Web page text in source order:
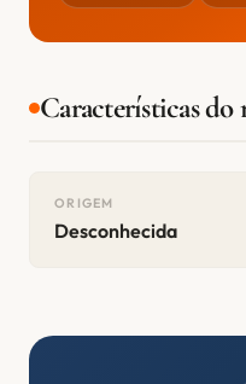
Características do
ORIGEM
Desconhecida